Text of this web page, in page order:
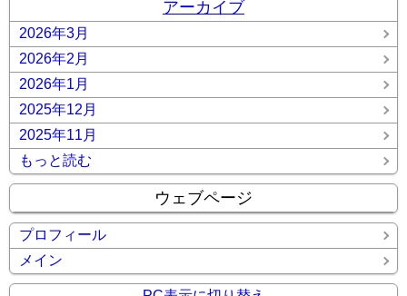
アーカイブ
2026年3月
2026年2月
2026年1月
2025年12月
2025年11月
もっと読む
ウェブページ
プロフィール
メイン